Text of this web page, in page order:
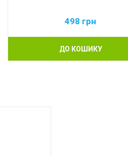
498 грн
ДО КОШИКУ